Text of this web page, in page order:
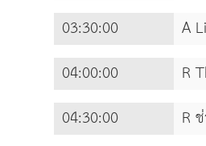
03:30:00
A
04:00:00
R
04:30:00
R